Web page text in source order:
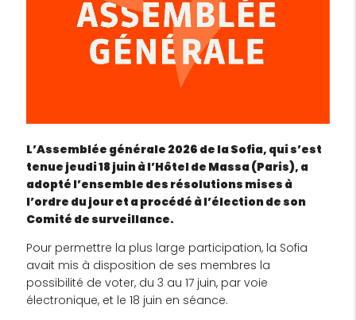
L’Assemblée générale 2026 de la Sofia, qui s’est
tenue jeudi 18 juin à l’Hôtel de Massa (Paris), a
adopté l’ensemble des résolutions mises à
l’ordre du jour et a procédé à l’élection de son
Comité de surveillance.
Pour permettre la plus large participation, la Sofia
avait mis à disposition de ses membres la
possibilité de voter, du 3 au 17 juin, par voie
électronique, et le 18 juin en séance.